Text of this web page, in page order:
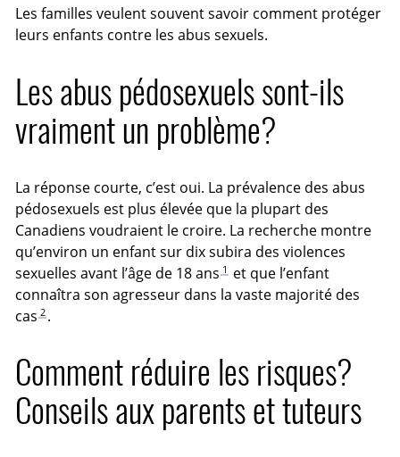
Les familles veulent souvent savoir comment protéger
leurs enfants contre les abus sexuels.
Les abus pédosexuels sont-ils
vraiment un problème?
La réponse courte, c’est oui. La prévalence des abus
pédosexuels est plus élevée que la plupart des
Canadiens voudraient le croire. La recherche montre
qu’environ un enfant sur dix subira des violences
sexuelles avant l’âge de 18 ans 1 et que l’enfant
connaîtra son agresseur dans la vaste majorité des
cas 2 .
Comment réduire les risques?
Conseils aux parents et tuteurs